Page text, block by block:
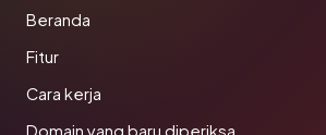
Beranda
Fitur
Cara kerja
Domain yang baru diperiksa